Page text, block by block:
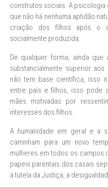
construtos sociais. A
que não há nenhuma aptidão
criação dos filhos após o
socialmente produzida.
De qualquer forma, ainda que
substancialmente superior
não tem base científica, isso
entre pais e filhos, isso pode
mães motivadas por
interesses dos filhos.
A humanidade em geral e a
caminham para um novo
mulheres em todos os campos
papeis parentais dos casais
a tutela da Justiça, a